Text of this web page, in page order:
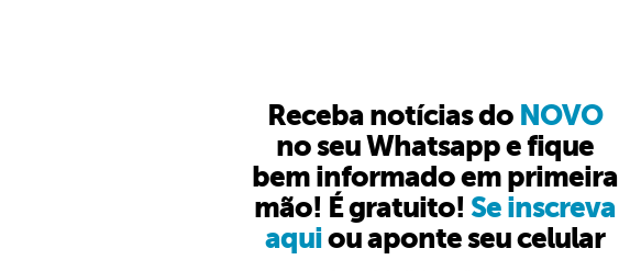
Receba notícias do NOVO
no seu Whatsapp e fique
bem informado em primeira
mão! É gratuito! Se inscreva
aquiou aponte seu celular